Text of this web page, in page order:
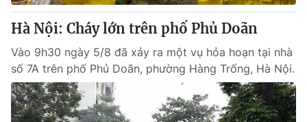
Hà Nội: Cháy lớn trên phố Phủ Doãn
Vào 9h30 ngày 5/8 đã xảy ra một vụ hỏa hoạn tại nhà
số 7A trên phố Phủ Doãn, phường Hàng Trống, Hà Nội.